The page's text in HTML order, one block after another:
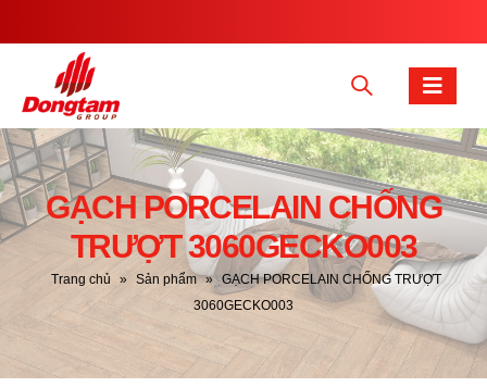
GẠCH PORCELAIN CHỐNG
TRƯỢT 3060GECKO003
Trang chủ » Sản phẩm » GẠCH PORCELAIN CHỐNG TRƯỢT
3060GECKO003